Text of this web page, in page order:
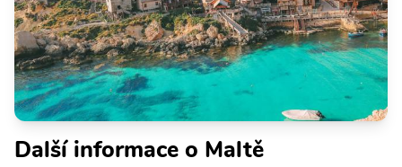
Další informace o Maltě